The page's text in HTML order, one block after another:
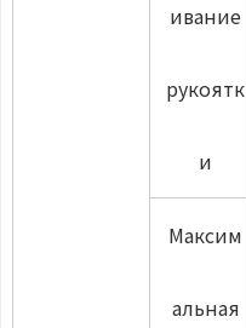
ивание
рукоятк
и
Максим
альная